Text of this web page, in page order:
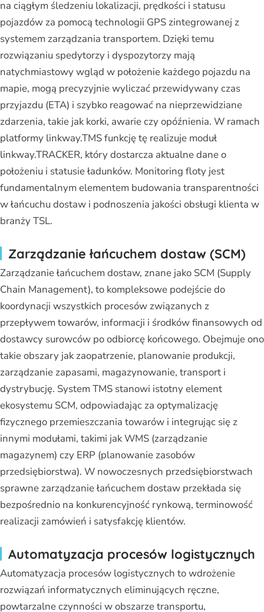
na ciągłym śledzeniu lokalizacji, prędkości i statusu
pojazdów za pomocą technologii GPS zintegrowanej z
systemem zarządzania transportem. Dzięki temu
rozwiązaniu spedytorzy i dyspozytorzy mają
natychmiastowy wgląd w położenie każdego pojazdu na
mapie, mogą precyzyjnie wyliczać przewidywany czas
przyjazdu (ETA) i szybko reagować na nieprzewidziane
zdarzenia, takie jak korki, awarie czy opóźnienia. W ramach
platformy linkway.TMS funkcję tę realizuje moduł
linkway.TRACKER, który dostarcza aktualne dane o
położeniu i statusie ładunków. Monitoring floty jest
fundamentalnym elementem budowania transparentności
w łańcuchu dostaw i podnoszenia jakości obsługi klienta w
branży TSL.
Zarządzanie łańcuchem dostaw (SCM)
Zarządzanie łańcuchem dostaw, znane jako SCM (Supply
Chain Management), to kompleksowe podejście do
koordynacji wszystkich procesów związanych z
przepływem towarów, informacji i środków finansowych od
dostawcy surowców po odbiorcę końcowego. Obejmuje ono
takie obszary jak zaopatrzenie, planowanie produkcji,
zarządzanie zapasami, magazynowanie, transport i
dystrybucję. System TMS stanowi istotny element
ekosystemu SCM, odpowiadając za optymalizację
fizycznego przemieszczania towarów i integrując się z
innymi modułami, takimi jak WMS (zarządzanie
magazynem) czy ERP (planowanie zasobów
przedsiębiorstwa). W nowoczesnych przedsiębiorstwach
sprawne zarządzanie łańcuchem dostaw przekłada się
bezpośrednio na konkurencyjność rynkową, terminowość
realizacji zamówień i satysfakcję klientów.
Automatyzacja procesów logistycznych
Automatyzacja procesów logistycznych to wdrożenie
rozwiązań informatycznych eliminujących ręczne,
powtarzalne czynności w obszarze transportu,